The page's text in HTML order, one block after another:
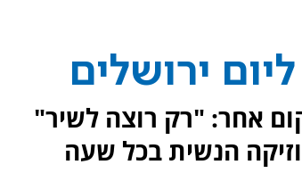
אחר: "רק רוצה לשיר"
הנשית בכל שעה